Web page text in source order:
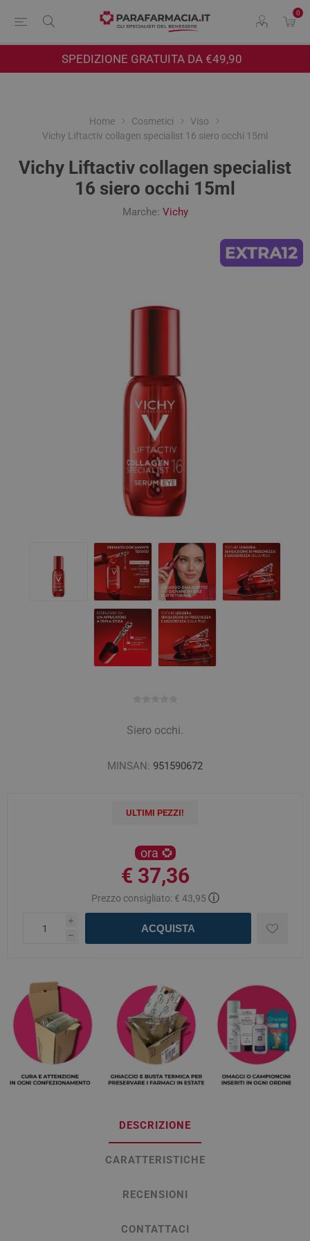
0
SPEDIZIONE GRATUITA DA €49,90
Home Cosmetici
Viso
Vichy Liftactiv collagen specialist 16 siero occhi 15ml
Vichy Liftactiv collagen specialist
16 siero occhi 15ml
Marche: Vichy
Siero occhi.
MINSAN: 951590672
ULTIMI PEZZI!
ora
€ 37,36
Prezzo consigliato: € 43,95 ⓘ
i
h
ACQUISTA
DESCRIZIONE
CARATTERISTICHE
RECENSIONI
CONTATTACI